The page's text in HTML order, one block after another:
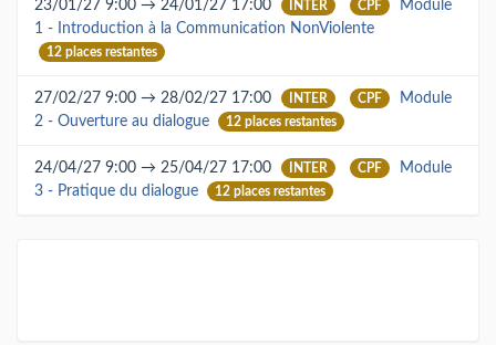
23/01/27 9:00 → 24/01/27 17:00 INTER CPF
Module
1 - Introduction à la Communication NonViolente
12 places restantes
27/02/27 9:00 → 28/02/27 17:00 INTER CPF
Module
2 - Ouverture au dialogue
12 places restantes
24/04/27 9:00 → 25/04/27 17:00 INTER CPF
Module
3 - Pratique du dialogue
12 places restantes